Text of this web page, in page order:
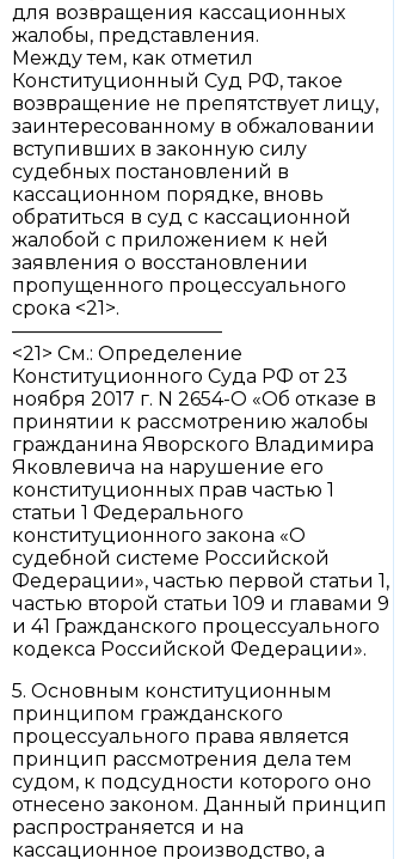
для возвращения кассационных
жалобы, представления.
Между тем, как отметил
Конституционный Суд РФ, такое
возвращение не препятствует лицу,
заинтересованному в обжаловании
вступивших в законную силу
судебных постановлений в
кассационном порядке, вновь
обратиться в суд с кассационной
жалобой с приложением к ней
заявления о восстановлении
пропущенного процессуального
срока <21>.
———————————
<21> См.: Определение
Конституционного Суда РФ от 23
ноября 2017 г. N 2654-О «Об отказе в
принятии к рассмотрению жалобы
гражданина Яворского Владимира
Яковлевича на нарушение его
конституционных прав частью 1
статьи 1 Федерального
конституционного закона «О
судебной системе Российской
Федерации», частью первой статьи 1,
частью второй статьи 109 и главами 9
и 41 Гражданского процессуального
кодекса Российской Федерации».
5. Основным конституционным
принципом гражданского
процессуального права является
принцип рассмотрения дела тем
судом, к подсудности которого оно
отнесено законом. Данный принцип
распространяется и на
кассационное производство, а